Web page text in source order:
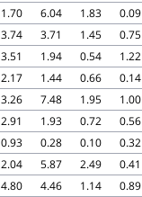
1.70 6.04 1.83 0.09
3.74 3.71 1.45 0.75
3.51 1.94 0.54 1.22
2.17 1.44 0.66 0.14
3.26 7.48 1.95 1.00
2.91 1.93 0.72 0.56
0.93 0.28 0.10 0.32
2.04 5.87 2.49 0.41
4.80 4.46 1.14 0.89